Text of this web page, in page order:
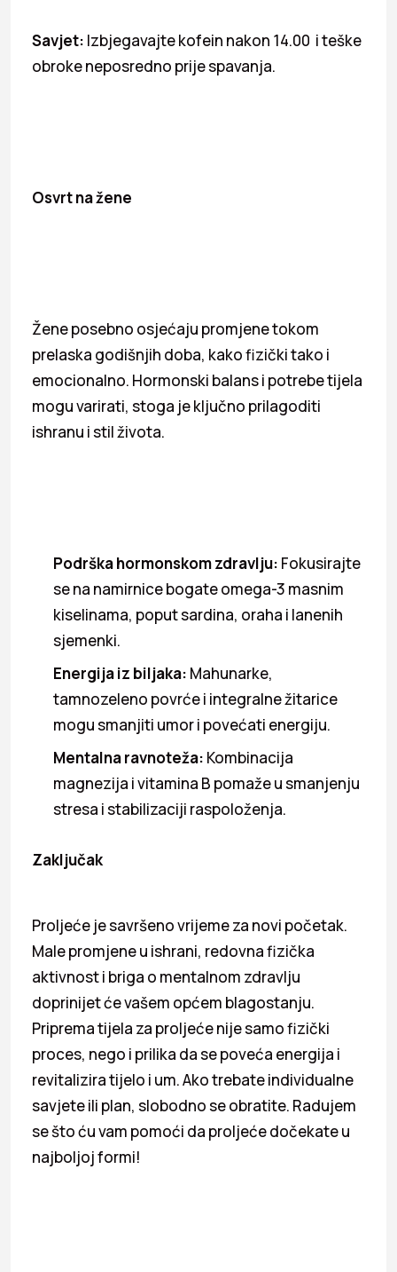
Savjet: Izbjegavajte kofein nakon 14.00 i teške
obroke neposredno prije spavanja.
Osvrt na žene
Žene posebno osjećaju promjene tokom
prelaska godišnjih doba, kako fizički tako i
emocionalno. Hormonski balans i potrebe tijela
mogu varirati, stoga je ključno prilagoditi
ishranu i stil života.
Podrška hormonskom zdravlju: Fokusirajte
se na namirnice bogate omega-3 masnim
kiselinama, poput sardina, oraha i lanenih
sjemenki.
Energija iz biljaka: Mahunarke,
tamnozeleno povrće i integralne žitarice
mogu smanjiti umor i povećati energiju.
Mentalna ravnoteža: Kombinacija
magnezija i vitamina B pomaže u smanjenju
stresa i stabilizaciji raspoloženja.
Zaključak
Proljeće je savršeno vrijeme za novi početak.
Male promjene u ishrani, redovna fizička
aktivnost i briga o mentalnom zdravlju
doprinijet će vašem općem blagostanju.
Priprema tijela za proljeće nije samo fizički
proces, nego i prilika da se poveća energija i
revitalizira tijelo i um. Ako trebate individualne
savjete ili plan, slobodno se obratite. Radujem
se što ću vam pomoći da proljeće dočekate u
najboljoj formi!